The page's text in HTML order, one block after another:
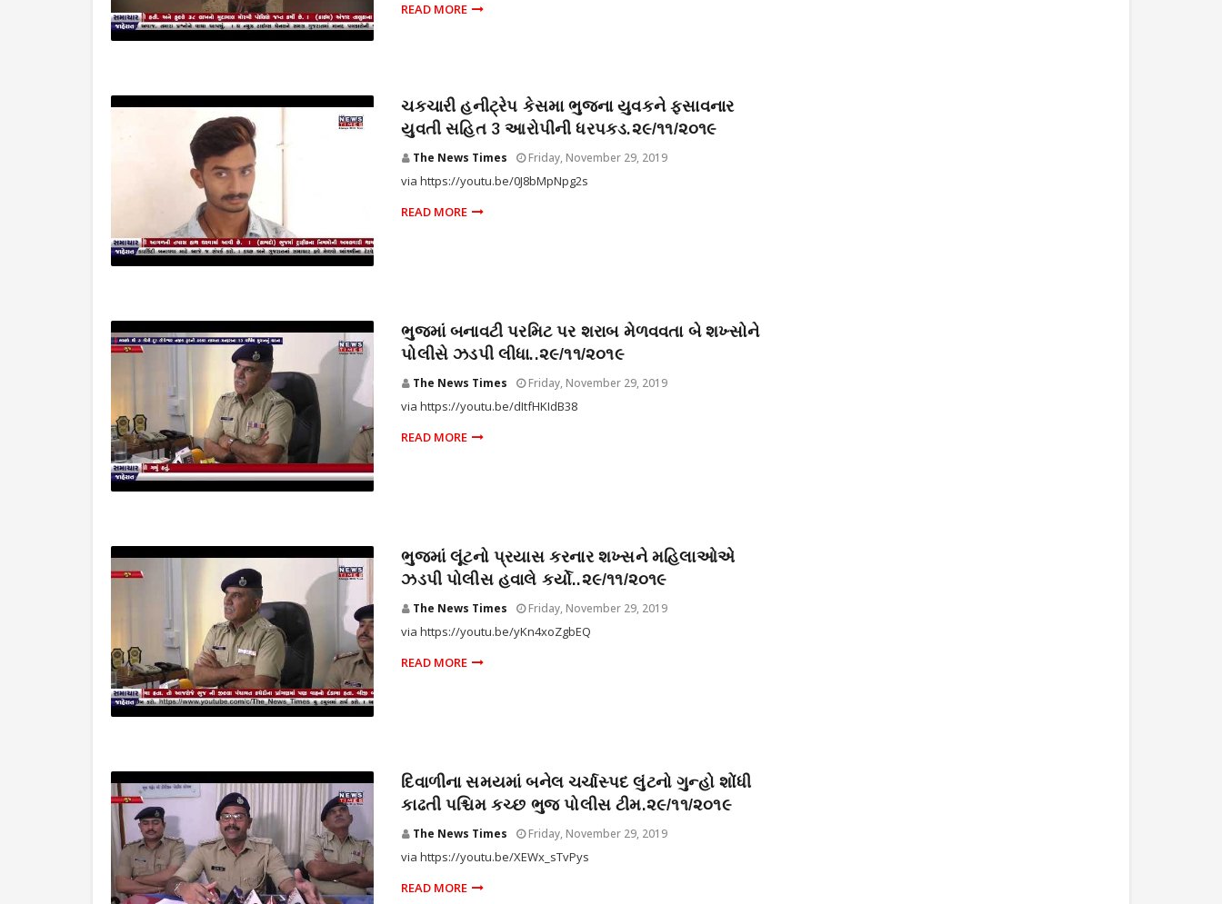
READ MORE
ચકચારી હનીટ્રેપ કેસમા ભુજના યુવકને ફસાવનાર
યુવતી સહિત 3 આરોપીની ધરપકડ.૨૯/૧૧/૨૦૧૯
The News Times Friday, November 29, 2019
via https://youtu.be/0J8bMpNpg2s
READ MORE
ભુજમાં બનાવટી પરમિટ પર શરાબ મેળવવતા બે શખ્સોને
પોલીસે ઝડપી લીધા..૨૯/૧૧/૨૦૧૯
The News Times Friday, November 29, 2019
via https://youtu.be/dItfHKIdB38
READ MORE
ભુજમાં લૂંટનો પ્રયાસ કરનાર શખ્સને મહિલાઓએ
ઝડપી પોલીસ હવાલે કર્યો..૨૯/૧૧/૨૦૧૯
The News Times Friday, November 29, 2019
via https://youtu.be/yKn4xoZgbEQ
READ MORE
દિવાળીના સમયમાં બનેલ ચર્ચાસ્પદ લુંટનો ગુન્હો શોંધી
કાઢતી પશ્ચિમ કચ્છ ભુજ પોલીસ ટીમ.૨૯/૧૧/૨૦૧૯
The News Times Friday, November 29, 2019
via https://youtu.be/XEWx_sTvPys
READ MORE